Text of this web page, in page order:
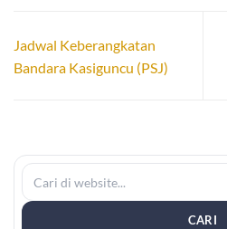
Jadwal Keberangkatan
Bandara Kasiguncu (PSJ)
CARI